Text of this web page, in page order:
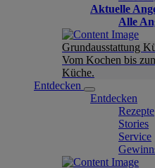
Aktuelle
Alle
Grundausstattung
Vom Kochen bis
Küche.
Entdecken
Entdecken
Rezepte
Stories
Service